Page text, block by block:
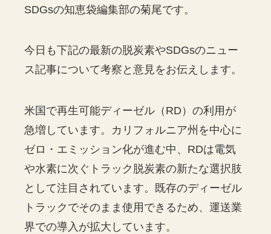
SDGsの知恵袋編集部の菊尾です。
今日も下記の最新の脱炭素やSDGsのニュー
ス記事について考察と意見をお伝えします。
米国で再生可能ディーゼル（RD）の利用が
急増しています。カリフォルニア州を中心に
ゼロ・エミッション化が進む中、RDは電気
や水素に次ぐトラック脱炭素の新たな選択肢
として注目されています。既存のディーゼル
トラックでそのまま使用できるため、運送業
界での導入が拡大しています。